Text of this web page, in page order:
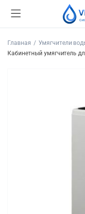
Главная
Умягчители
Кабинетный умягчитель